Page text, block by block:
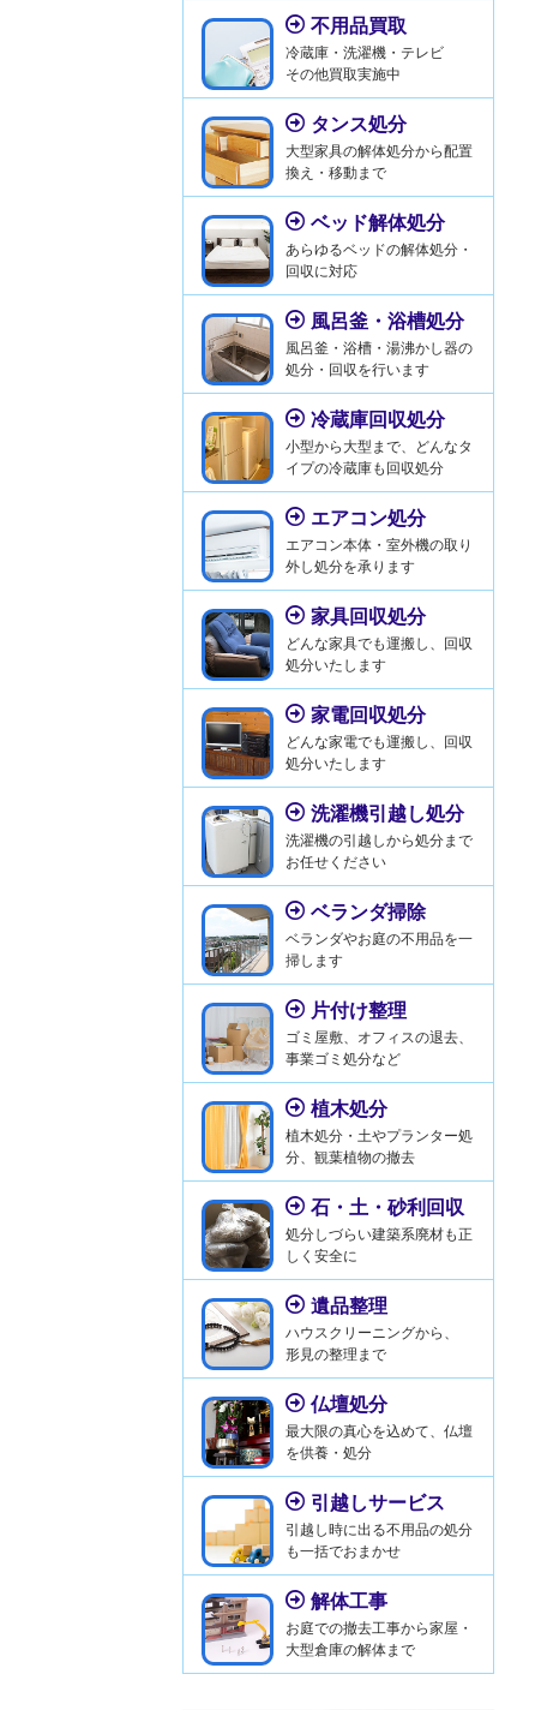
不用品買取
冷蔵庫・洗濯機・テレビ
その他買取実施中
タンス処分
大型家具の解体処分から配置
換え・移動まで
ベッド解体処分
あらゆるベッドの解体処分・
回収に対応
風呂釜・浴槽処分
風呂釜・浴槽・湯沸かし器の
処分・回収を行います
冷蔵庫回収処分
小型から大型まで、どんなタ
イプの冷蔵庫も回収処分
エアコン処分
エアコン本体・室外機の取り
外し処分を承ります
家具回収処分
どんな家具でも運搬し、回収
処分いたします
家電回収処分
どんな家電でも運搬し、回収
処分いたします
洗濯機引越し処分
洗濯機の引越しから処分まで
お任せください
ベランダ掃除
ベランダやお庭の不用品を一
掃します
片付け整理
ゴミ屋敷、オフィスの退去、
事業ゴミ処分など
植木処分
植木処分・土やプランター処
分、観葉植物の撤去
石・土・砂利回収
処分しづらい建築系廃材も正
しく安全に
遺品整理
ハウスクリーニングから、
形見の整理まで
仏壇処分
最大限の真心を込めて、仏壇
を供養・処分
引越しサービス
引越し時に出る不用品の処分
も一括でおまかせ
解体工事
お庭での撤去工事から家屋・
大型倉庫の解体まで